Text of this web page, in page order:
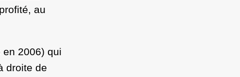
au
en 2006) qui
droite de